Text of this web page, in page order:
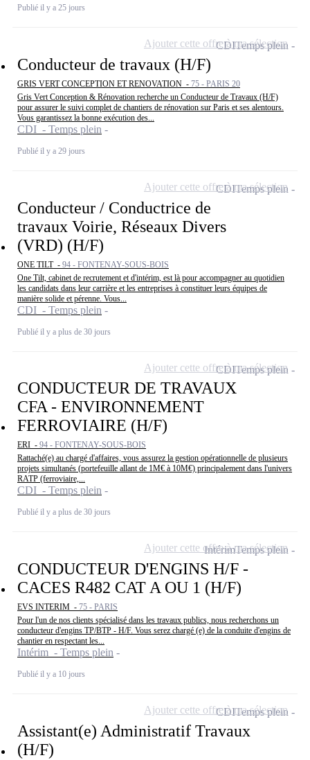
Publié il y a 25 jours
Conducteur de travaux (H/F)
GRIS VERT CONCEPTION ET RENOVATION - 75 - PARIS 20
Gris Vert Conception & Rénovation recherche un Conducteur de Travaux (H/F)
pour assurer le suivi complet de chantiers de rénovation sur Paris et ses alentours.
Vous garantissez la bonne exécution des...
CDI - Temps plein
Publié il y a 29 jours
CDITemps plein
Ajouter cette offre à ma sélection
Conducteur / Conductrice de
travaux Voirie, Réseaux Divers
(VRD) (H/F)
ONE TILT - 94 - FONTENAY-SOUS-BOIS
One Tilt, cabinet de recrutement et d'intérim, est là pour accompagner au quotidien
les candidats dans leur carrière et les entreprises à constituer leurs équipes de
manière solide et pérenne. Vous...
CDI - Temps plein
Publié il y a plus de 30 jours
CDITemps plein
Ajouter cette offre à ma sélection
CONDUCTEUR DE TRAVAUX
CFA - ENVIRONNEMENT
FERROVIAIRE (H/F)
ERI - 94 - FONTENAY-SOUS-BOIS
Rattaché(e) au chargé d'affaires, vous assurez la gestion opérationnelle de plusieurs
projets simultanés (portefeuille allant de 1M€ à 10M€) principalement dans l'univers
RATP (ferroviaire,...
CDI - Temps plein
Publié il y a plus de 30 jours
CDITemps plein
Ajouter cette offre à ma sélection
CONDUCTEUR D'ENGINS H/F -
CACES R482 CAT A OU 1 (H/F)
EVS INTERIM - 75 - PARIS
Pour l'un de nos clients spécialisé dans les travaux publics, nous recherchons un
conducteur d'engins TP/BTP - H/F. Vous serez chargé (e) de la conduite d'engins de
chantier en respectant les...
Intérim - Temps plein
Publié il y a 10 jours
IntérimTemps plein
Ajouter cette offre à ma sélection
Assistant(e) Administratif Travaux
(H/F)
CDITemps plein
Ajouter cette offre à ma sélection